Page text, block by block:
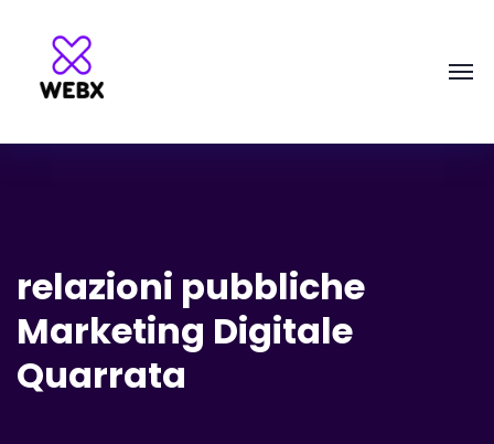
relazioni pubbliche
Marketing Digitale
Quarrata